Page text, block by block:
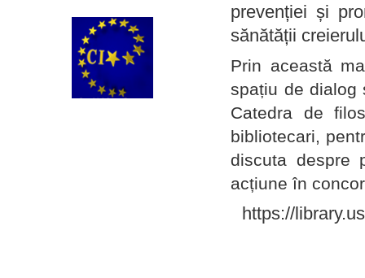
prevenției și
sănătății
Prin această
spațiu de dialog
Catedra de
bibliotecari,
discuta despre
acțiune în
https://